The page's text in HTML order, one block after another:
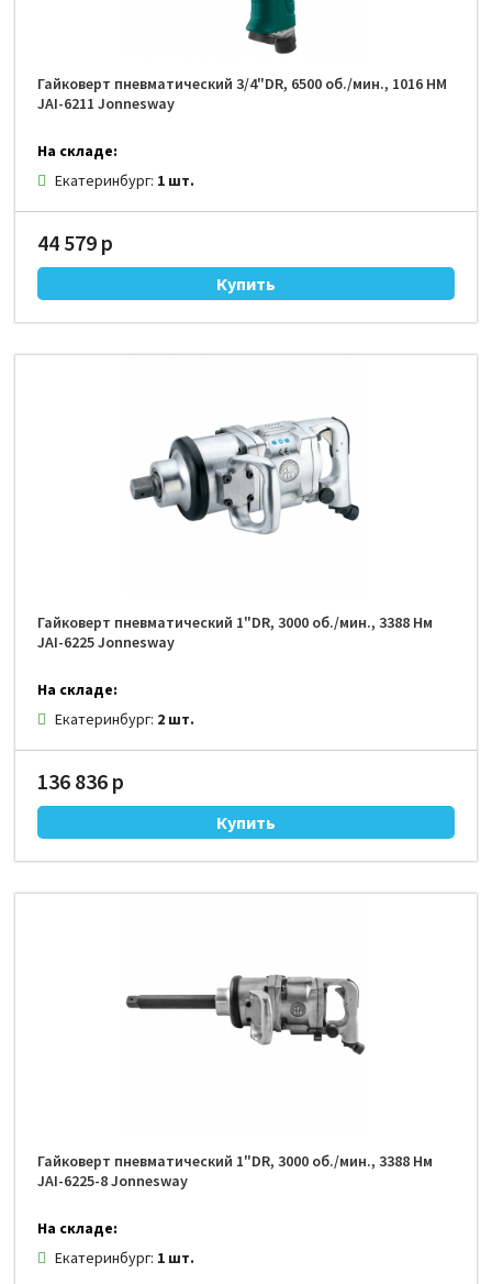
Гайковерт пневматический 3/4"DR, 6500 об./мин., 1016 НМ
JAI-6211 Jonnesway
На складе:
Екатеринбург: 1 шт.
44 579 р
Гайковерт пневматический 1"DR, 3000 об./мин., 3388 Нм
JAI-6225 Jonnesway
На складе:
Екатеринбург: 2 шт.
136 836 р
Гайковерт пневматический 1"DR, 3000 об./мин., 3388 Нм
JAI-6225-8 Jonnesway
На складе:
Екатеринбург: 1 шт.